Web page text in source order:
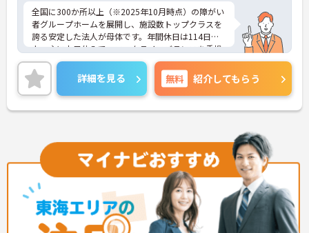
ば尚可：重度障害者施設・入居施設での現
場経験、入居営業、施設管理業務、採用・
マネジメント業務等 ■求める人物像 ・人の
気持ちを理解した上で客観的に判断できる
・スタッフ・入居者様などの話を聞いてあ
げるのが得意 ・会社方針に関心を持ち、理
全国に300か所以上（※2025年10月時点）の障がい
者グループホームを展開し、施設数トップクラスを
誇る安定した法人が母体です。年間休日は114日以
上、主に土日休みで、ワークライフバランスを重視
した働き方が可能です。産前産後・育児休暇制度も
あり、子育て世代も安心して働ける環境が整ってい
ます。一般社員研修や外部勉強会受講支援制度など
を通じて着実にスキルアップもできます。チームを
まとめ、メンバーの成長を後押しすることにやりが
すので、お気軽にお問い合わせください。
詳細を見る 無料 紹介してもらう